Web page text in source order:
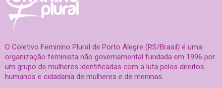
O Coletivo Feminino Plural de Porto Alegre (RS/Brasil) é uma
organização feminista não governamental fundada em 1996 por
um grupo de mulheres identificadas com a luta pelos direitos
humanos e cidadania de mulheres e de meninas.